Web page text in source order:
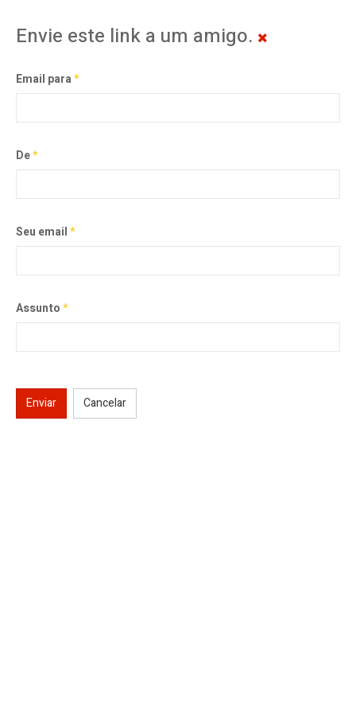
Envie este link a um amigo.
Email para*
De*
Seu email*
Assunto*
Enviar Cancelar